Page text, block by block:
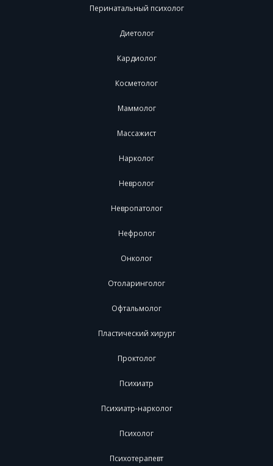
Перинатальный психолог
Диетолог
Кардиолог
Косметолог
Маммолог
Массажист
Нарколог
Невролог
Невропатолог
Нефролог
Онколог
Отоларинголог
Офтальмолог
Пластический хирург
Проктолог
Психиатр
Психиатр-нарколог
Психолог
Психотерапевт